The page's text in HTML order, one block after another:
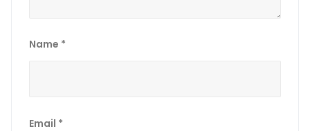
Name *
Email *